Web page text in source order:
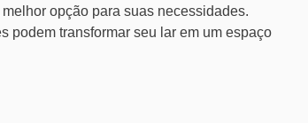
opção para suas necessidades.
podem transformar seu lar em um espaço